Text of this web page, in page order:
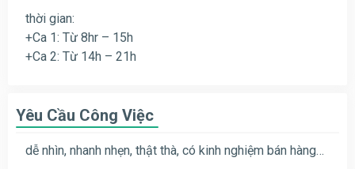
thời gian:
+Ca 1: Từ 8hr – 15h
+Ca 2: Từ 14h – 21h
Yêu Cầu Công Việc
dễ nhìn, nhanh nhẹn, thật thà, có kinh nghiệm bán hàng…